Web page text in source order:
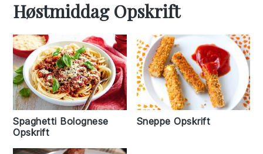
primary
navigation
main
content
primary
sidebar
footer
Høstmiddag Opskrift
Spaghetti Bolognese
Opskrift
Sneppe Opskrift